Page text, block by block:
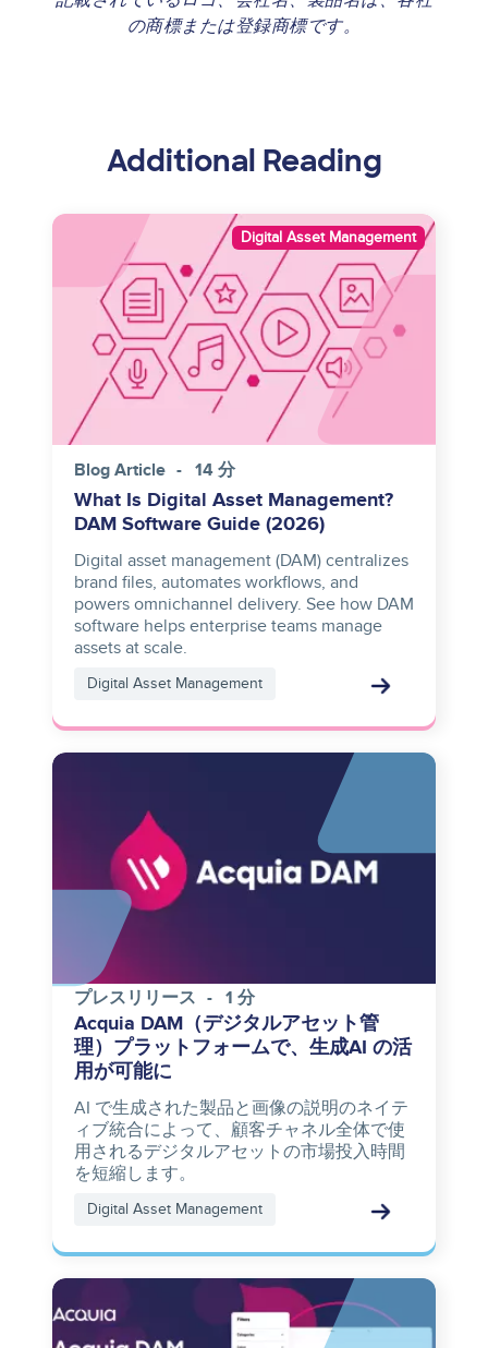
の商標または登録商標です。
Additional Reading
Image
Blog Article 14 分
What Is Digital Asset Management?
DAM Software Guide (2026)
Digital asset management (DAM) centralizes
brand files, automates workflows, and
powers omnichannel delivery. See how DAM
software helps enterprise teams manage
assets at scale.
Digital Asset Management
Digital Asset Management
Image
プレスリリース 1 分
Acquia DAM（デジタルアセット管
理）プラットフォームで、生成AI の活
用が可能に
AI で生成された製品と画像の説明のネイテ
ィブ統合によって、顧客チャネル全体で使
用されるデジタルアセットの市場投入時間
を短縮します。
Digital Asset Management
Image